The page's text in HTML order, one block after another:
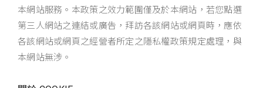
本網站服務。本政策之效力範圍僅及於本網站，若您點選
第三人網站之連結或廣告，拜訪各該網站或網頁時，應依
各該網站或網頁之經營者所定之隱私權政策規定處理，與
本網站無涉。